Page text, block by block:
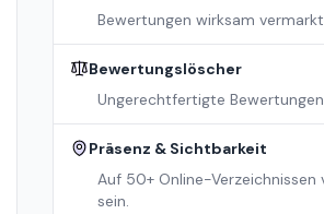
Bewertungen wirksam
Bewertungslöscher
Ungerechtfertigte
Präsenz & Sichtbarkeit
Auf 50+ Online-Verzeichnissen
sein.